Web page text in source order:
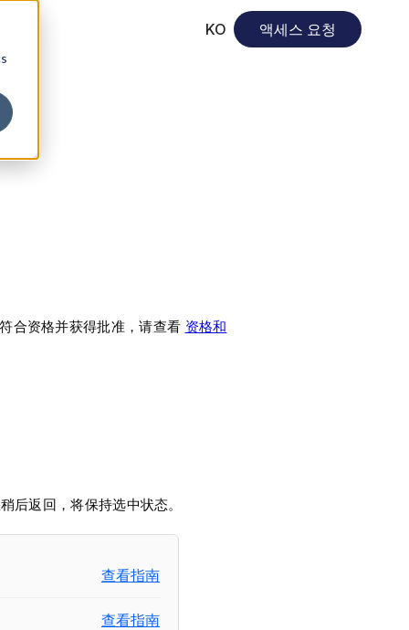
KO 액세스 요청
合资格并获得批准，请查看 资格和
后返回，将保持选中状态。
查看指南
查看指南